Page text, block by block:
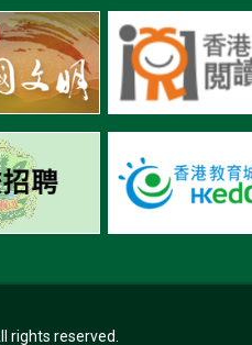
rights reserved.